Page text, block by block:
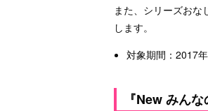
また、シリーズおな
します。
対象期間：2017
『New みん